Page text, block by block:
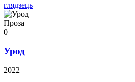
глядзець
Проза
0
Урод
2022